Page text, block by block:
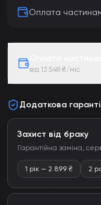
Оплата
від 13 548 ₴/міс
Додаткова
Захист від браку
Гарантійна заміна,
1 рік — 2 899 ₴ 2